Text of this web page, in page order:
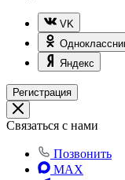
VK
Яндекс
Регистрация
Связаться с нами
Позвонить
MAX